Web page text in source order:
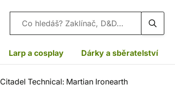
Vyhledávání
Larp a cosplay Dárky a sběratelství
Citadel Technical: Martian Ironearth